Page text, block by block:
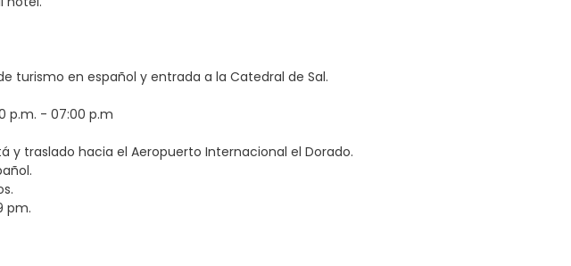
turismo en español y entrada a la Catedral de Sal.
p.m. - 07:00 p.m
y traslado hacia el Aeropuerto Internacional el Dorado.
pm.